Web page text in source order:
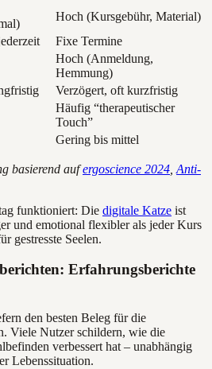
Hoch (Kursgebühr, Material)
Fixe Termine
Hoch (Anmeldung,
Hemmung)
Verzögert, oft kurzfristig
Häufig “therapeutischer
Touch”
Gering bis mittel
basierend aufergoscience 2024 Anti-
funktioniert: Die digitale Katze ist
und emotional flexibler als jeder Kurs
gestresste Seelen.
Erfahrungsberichte
den besten Beleg für die
Viele Nutzer schildern, wie die
verbessert hat – unabhängig
Lebenssituation.